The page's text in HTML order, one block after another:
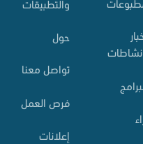
حول
تواصل معنا
فرص العمل
إعلانات